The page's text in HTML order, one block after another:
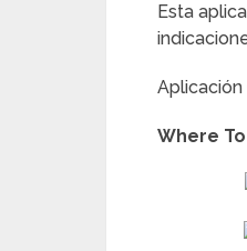
Esta
Aplicación
Where To